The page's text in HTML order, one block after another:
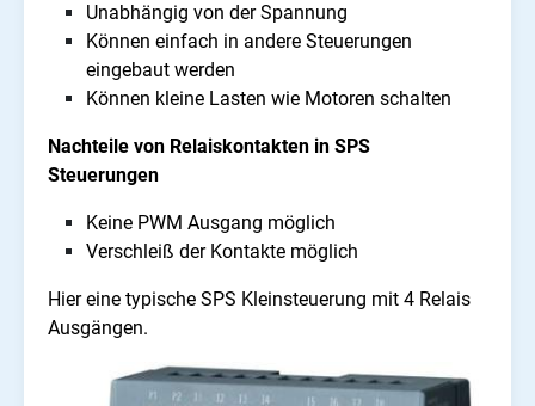
Unabhängig von der Spannung
Können einfach in andere Steuerungen
eingebaut werden
Können kleine Lasten wie Motoren schalten
Nachteile von Relaiskontakten in SPS
Steuerungen
Keine PWM Ausgang möglich
Verschleiß der Kontakte möglich
Hier eine typische SPS Kleinsteuerung mit 4 Relais
Ausgängen.